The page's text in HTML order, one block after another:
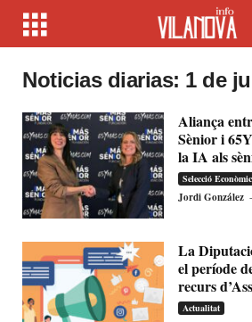
Noticias diarias: 1 de
Aliança
Sènior i
la IA als
Selecció
Jordi González -
La
el període
recurs
Actualitat